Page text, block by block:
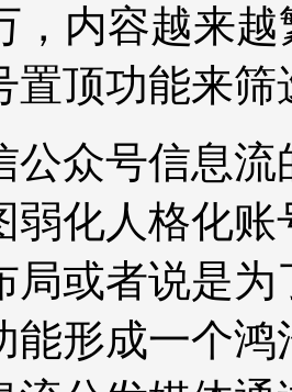
，内容越来
置顶功能来
公众号信息
弱化人格化
局或者说是
能形成一个